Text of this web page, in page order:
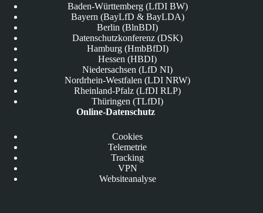
Baden-Württemberg (LfDI BW)
Bayern (BayLfD & BayLDA)
Berlin (BlnBDI)
Datenschutzkonferenz (DSK)
Hamburg (HmbBfDI)
Hessen (HBDI)
Niedersachsen (LfD NI)
Nordrhein-Westfalen (LDI NRW)
Rheinland-Pfalz (LfDI RLP)
Thüringen (TLfDI)
Online-Datenschutz
Cookies
Telemetrie
Tracking
VPN
Websiteanalyse